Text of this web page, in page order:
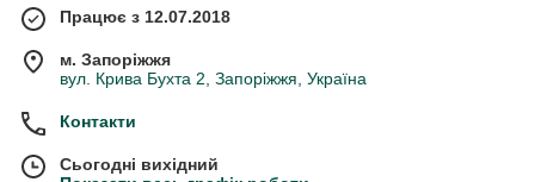
Працює з 12.07.2018
м. Запоріжжя
вул. Крива Бухта 2, Запоріжжя, Україна
Контакти
Сьогодні вихідний